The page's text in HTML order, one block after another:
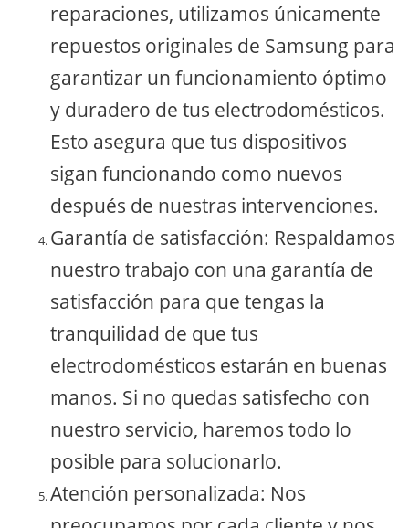
reparaciones, utilizamos únicamente
repuestos originales de Samsung para
garantizar un funcionamiento óptimo
y duradero de tus electrodomésticos.
Esto asegura que tus dispositivos
sigan funcionando como nuevos
después de nuestras intervenciones.
Garantía de satisfacción: Respaldamos
nuestro trabajo con una garantía de
satisfacción para que tengas la
tranquilidad de que tus
electrodomésticos estarán en buenas
manos. Si no quedas satisfecho con
nuestro servicio, haremos todo lo
posible para solucionarlo.
Atención personalizada: Nos